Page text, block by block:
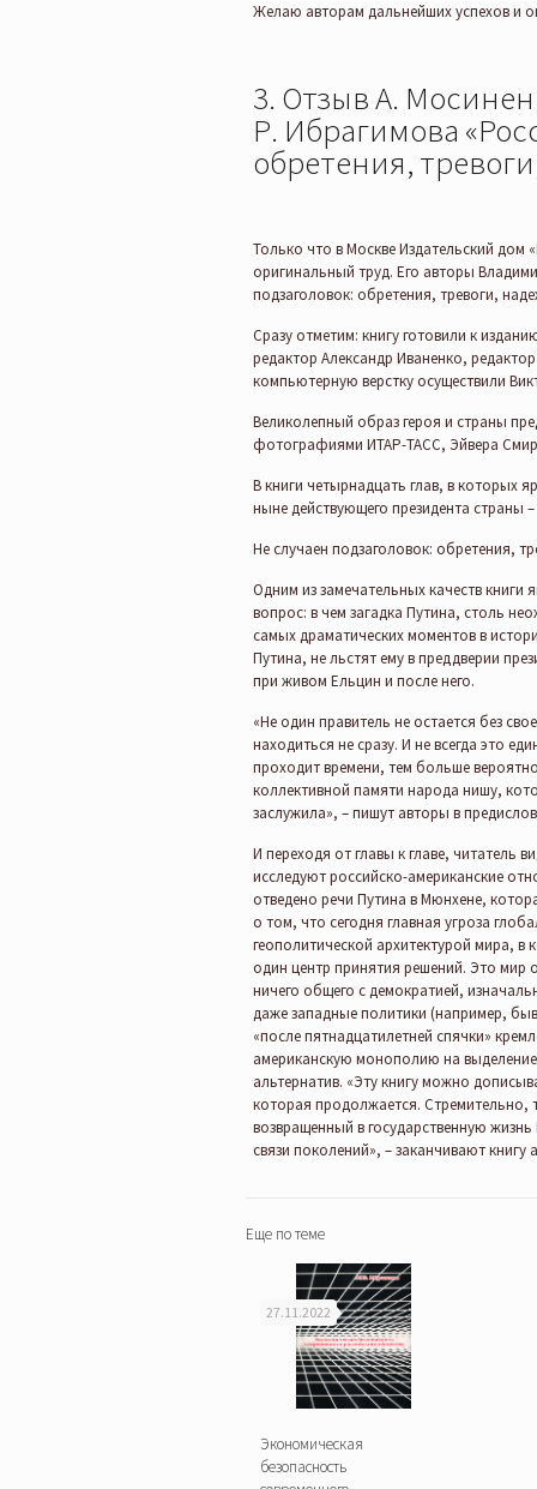
Желаю авторам дальнейших успехов и
3. Отзыв А.
Р. Ибрагимова
обретения,
Только что в Москве Издательский дом
оригинальный труд. Его авторы
подзаголовок: обретения, тревоги,
Сразу отметим: книгу готовили к
редактор Александр Иваненко,
компьютерную верстку осуществили
Великолепный образ героя и страны
фотографиями ИТАР-ТАСС, Эйвера
В книги четырнадцать глав, в которых
ныне действующего президента страны
Не случаен подзаголовок: обретения,
Одним из замечательных качеств
вопрос: в чем загадка Путина, столь
самых драматических моментов в
Путина, не льстят ему в преддверии
при живом Ельцин и после него.
«Не один правитель не остается без
находиться не сразу. И не всегда это
проходит времени, тем больше
коллективной памяти народа нишу,
заслужила», – пишут авторы в
И переходя от главы к главе, читатель
исследуют российско-американские
отведено речи Путина в Мюнхене,
о том, что сегодня главная угроза
геополитической архитектурой мира,
один центр принятия решений. Это мир
ничего общего с демократией,
даже западные политики (например,
«после пятнадцатилетней спячки»
американскую монополию на
альтернатив. «Эту книгу можно
которая продолжается. Стремительно,
возвращенный в государственную
связи поколений», – заканчивают книгу
Еще по теме
27.11.2022
Экономическая
безопасность